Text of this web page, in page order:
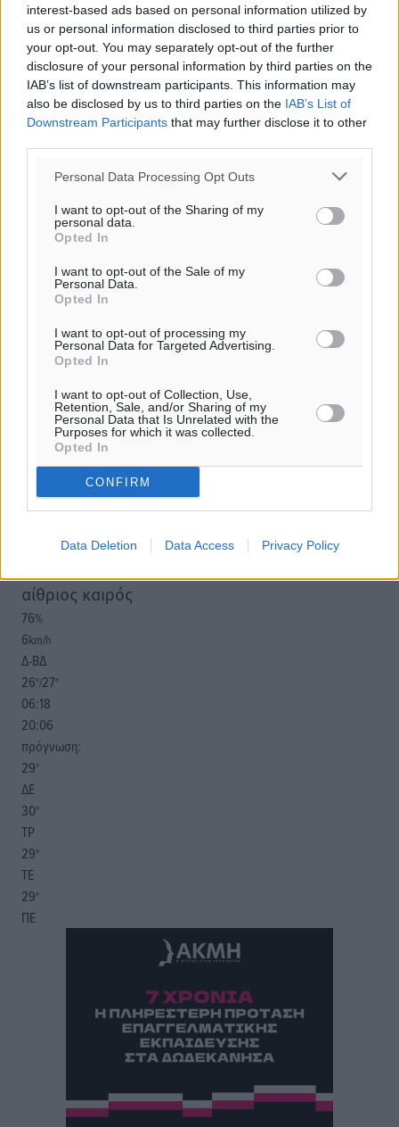
interest-based ads based on personal information utilized by
us or personal information disclosed to third parties prior to
your opt-out. You may separately opt-out of the further
disclosure of your personal information by third parties on the
IAB’s list of downstream participants. This information may
also be disclosed by us to third parties on the IAB’s List of
Downstream Participants that may further disclose it to other
Personal Data Processing Opt Outs
I want to opt-out of the Sharing of my
personal data.
Opted In
I want to opt-out of the Sale of my
Personal Data.
Opted In
I want to opt-out of processing my
Personal Data for Targeted Advertising.
Opted In
I want to opt-out of Collection, Use,
Retention, Sale, and/or Sharing of my
Personal Data that Is Unrelated with the
Purposes for which it was collected.
Opted In
CONFIRM
Data Deletion Data Access Privacy Policy
Υπενθύμιση:
Για την μερική αναπαραγωγή της είδησης από άλλες
ιστοσελίδες είναι απαραίτητη η χρήση του παρακάτω
παρεχόμενου συνδέσμου παραπομπής προς το άρθρο
της Δημοκρατικής.
o καιρός τώρα:
αίθριος καιρός
76%
6km/h
Δ-ΒΔ
26°/27°
06:18
20:06
πρόγνωση:
29°
ΔΕ
30°
ΤΡ
29°
ΤΕ
29°
ΠΕ